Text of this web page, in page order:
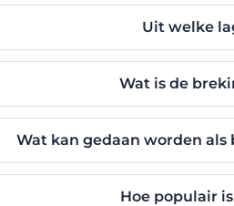
Uit welke
Wat is de
Wat kan gedaan worden
Hoe populair